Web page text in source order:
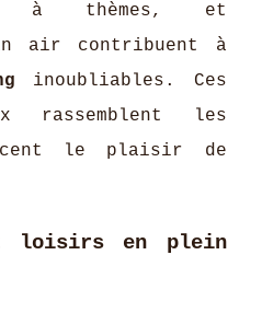
à thèmes, et
air contribuent à
inoubliables. Ces
rassemblent les
le plaisir de
loisirs en plein